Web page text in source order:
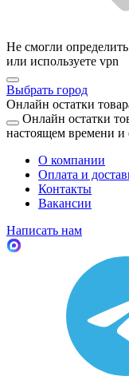
Не смогли
или используете vpn
Выбрать город
Онлайн остатки
Онлайн остатки
настоящем времени и
О компании
Оплата и
Контакты
Вакансии
Написать нам